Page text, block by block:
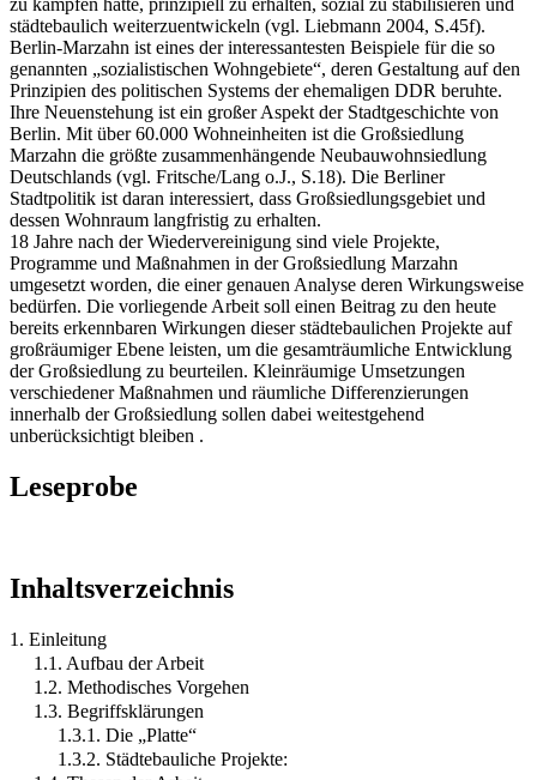
städtebaulich weiterzuentwickeln (vgl. Liebmann 2004, S.45f).
Berlin-Marzahn ist eines der interessantesten Beispiele für die so
genannten „sozialistischen Wohngebiete“, deren Gestaltung auf den
Prinzipien des politischen Systems der ehemaligen DDR beruhte.
Ihre Neuenstehung ist ein großer Aspekt der Stadtgeschichte von
Berlin. Mit über 60.000 Wohneinheiten ist die Großsiedlung
Marzahn die größte zusammenhängende Neubauwohnsiedlung
Deutschlands (vgl. Fritsche/Lang o.J., S.18). Die Berliner
Stadtpolitik ist daran interessiert, dass Großsiedlungsgebiet und
dessen Wohnraum langfristig zu erhalten.
18 Jahre nach der Wiedervereinigung sind viele Projekte,
Programme und Maßnahmen in der Großsiedlung Marzahn
umgesetzt worden, die einer genauen Analyse deren Wirkungsweise
bedürfen. Die vorliegende Arbeit soll einen Beitrag zu den heute
bereits erkennbaren Wirkungen dieser städtebaulichen Projekte auf
großräumiger Ebene leisten, um die gesamträumliche Entwicklung
der Großsiedlung zu beurteilen. Kleinräumige Umsetzungen
verschiedener Maßnahmen und räumliche Differenzierungen
innerhalb der Großsiedlung sollen dabei weitestgehend
unberücksichtigt bleiben .
Leseprobe
Inhaltsverzeichnis
1. Einleitung
1.1. Aufbau der Arbeit
1.2. Methodisches Vorgehen
1.3. Begriffsklärungen
1.3.1. Die „Platte“
1.3.2. Städtebauliche Projekte: